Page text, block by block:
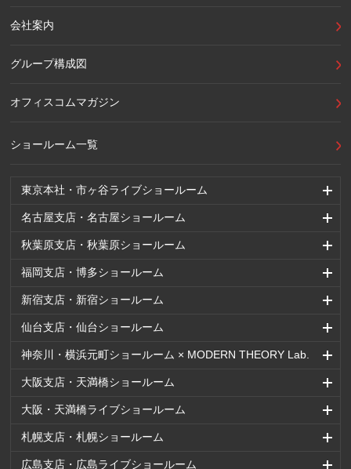
東京本社・市ヶ谷ライブショールーム
名古屋支店・名古屋ショールーム
秋葉原支店・秋葉原ショールーム
福岡支店・博多ショールーム
新宿支店・新宿ショールーム
仙台支店・仙台ショールーム
神奈川・横浜元町ショールーム × MODERN THEORY Lab.
大阪支店・天満橋ショールーム
大阪・天満橋ライブショールーム
札幌支店・札幌ショールーム
広島支店・広島ライブショールーム
会社案内
グループ構成図
オフィスコムマガジン
ショールーム一覧